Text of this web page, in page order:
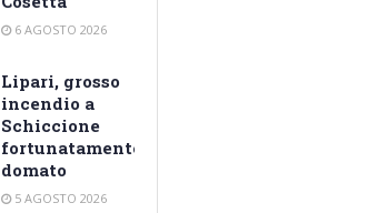
6 AGOSTO 2026
Lipari, grosso
incendio a
Schiccione
fortunatamente
domato
5 AGOSTO 2026